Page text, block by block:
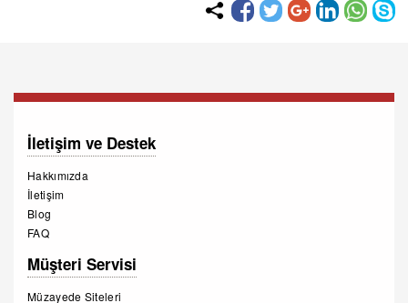
İletişim ve Destek
Hakkımızda
İletişim
Blog
FAQ
Müşteri Servisi
Müzayede Siteleri